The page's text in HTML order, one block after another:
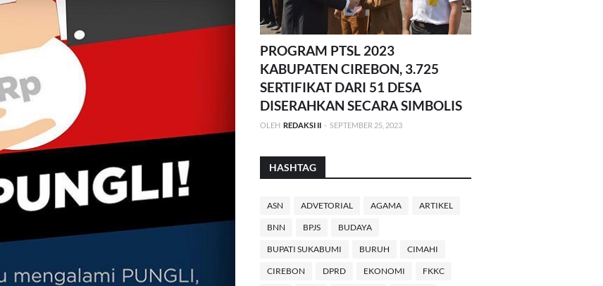
PROGRAM PTSL 2023
KABUPATEN CIREBON, 3.725
SERTIFIKAT DARI 51 DESA
DISERAHKAN SECARA SIMBOLIS
OLEH REDAKSI II - SEPTEMBER 25, 2023
HASHTAG
ASN ADVETORIAL AGAMA ARTIKEL
BNN BPJS BUDAYA
BUPATI SUKABUMI BURUH CIMAHI
CIREBON DPRD EKONOMI FKKC